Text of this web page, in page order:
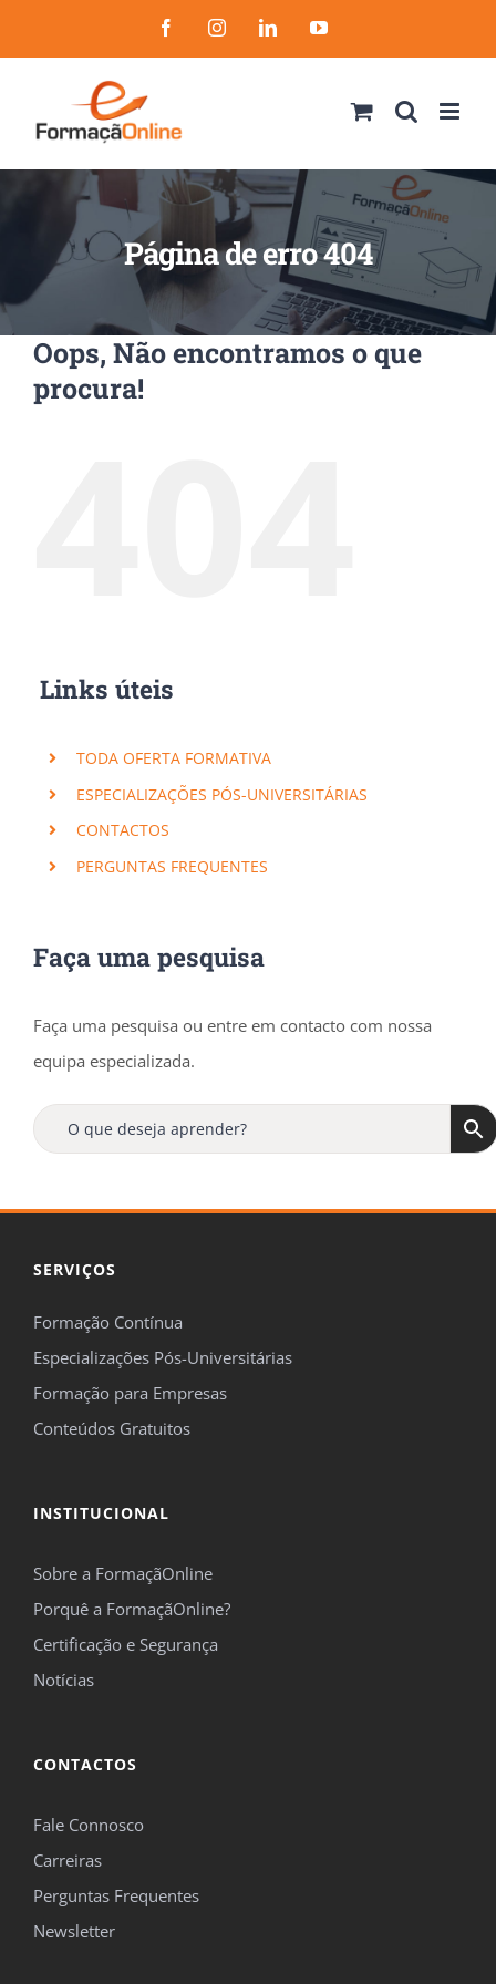
to
FacebookInstagramLinkedInYouTube
Página de erro 404
Oops, Não encontramos o que
procura!
Links úteis
TODA OFERTA FORMATIVA
ESPECIALIZAÇÕES PÓS-UNIVERSITÁRIAS
CONTACTOS
PERGUNTAS FREQUENTES
Faça uma pesquisa
Faça uma pesquisa ou entre em contacto com nossa
equipa especializada.
SERVIÇOS
Formação Contínua
Especializações Pós-Universitárias
Formação para Empresas
Conteúdos Gratuitos
INSTITUCIONAL
Sobre a FormaçãOnline
Porquê a FormaçãOnline?
Certificação e Segurança
Notícias
CONTACTOS
Fale Connosco
Carreiras
Perguntas Frequentes
Newsletter